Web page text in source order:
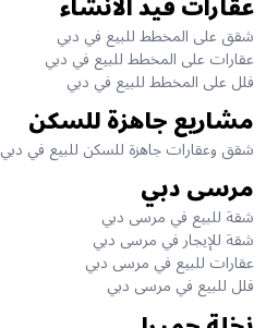
شقق على المخطط للبيع في دبي
عقارات على المخطط للبيع في دبي
فلل على المخطط للبيع في دبي
مشاريع جاهزة للسكن
شقق وعقارات جاهزة للسكن للبيع في دبي
مرسى دبي
شقة للبيع في مرسى دبي
شقة للإيجار في مرسى دبي
عقارات للبيع في مرسى دبي
فلل للبيع في مرسى دبي